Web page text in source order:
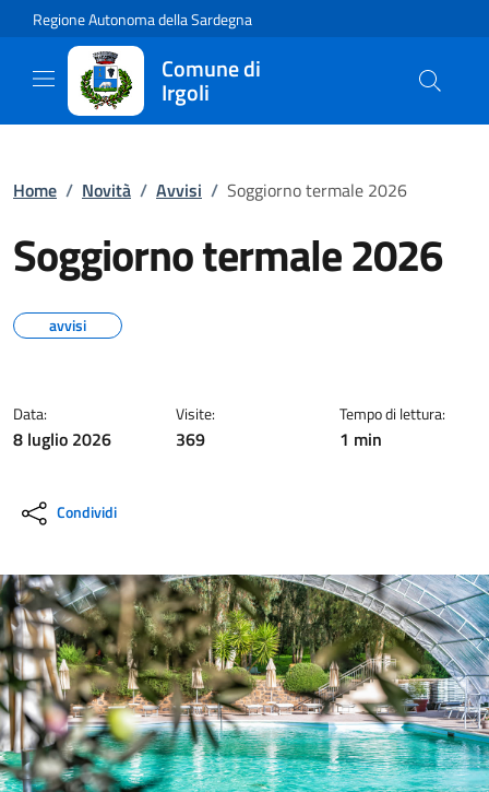
Regione Autonoma della Sardegna
Comune di
Irgoli
Home / Novità / Avvisi / Soggiorno termale 2026
Soggiorno termale 2026
avvisi
Data:
8 luglio 2026
Visite:
369
Tempo di lettura:
1 min
Condividi